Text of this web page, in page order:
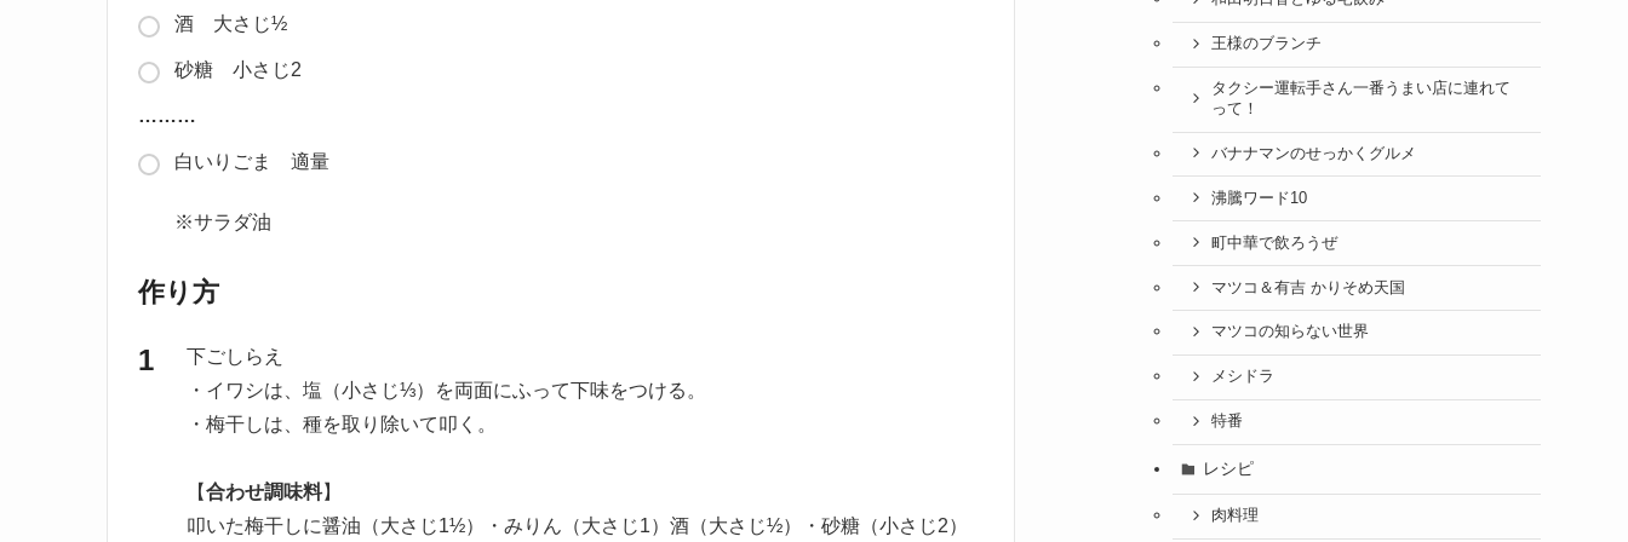
酒 大さじ½
砂糖 小さじ2
………
白いりごま 適量
※サラダ油
作り方
下ごしらえ
・イワシは、塩（小さじ⅓）を両面にふって下味をつける。
・梅干しは、種を取り除いて叩く。
【合わせ調味料】
叩いた梅干しに醤油（大さじ1½）・みりん（大さじ1）酒（大さじ½）・砂糖（小さじ2）
王様のブランチ
タクシー運転手さん一番うまい店に連れて
って！
バナナマンのせっかくグルメ
沸騰ワード10
町中華で飲ろうぜ
マツコ＆有吉 かりそめ天国
マツコの知らない世界
メシドラ
特番
レシピ
肉料理